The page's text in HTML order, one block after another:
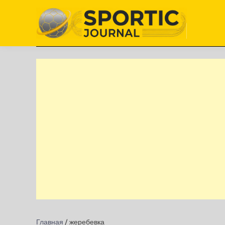
содержимому
Главная /жеребевка